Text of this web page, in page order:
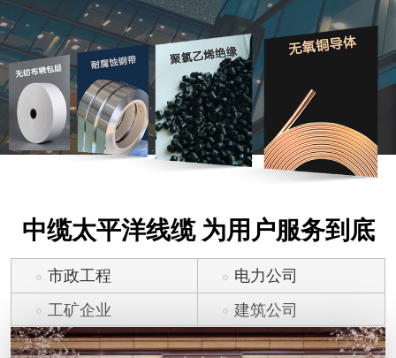
中缆太平洋线缆 为用户服务到底
市政工程
电力公司
工矿企业
建筑公司